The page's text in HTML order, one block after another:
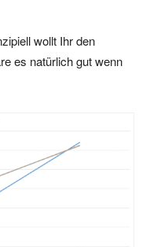
wollt Ihr den
es natürlich gut wenn